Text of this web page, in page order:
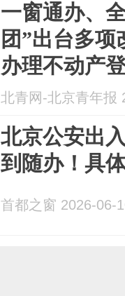
一窗通办、
团”出台多
办理不动产
北青网-北京青年报
北京公安出
到随办！具
首都之窗 2026-06-